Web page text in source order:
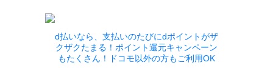
d払いなら、支払いのたびにdポイントがザ
クザクたまる！ポイント還元キャンペーン
もたくさん！ドコモ以外の方もご利用OK